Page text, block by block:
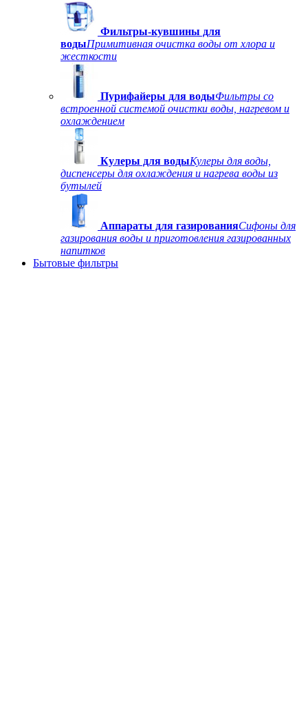
Фильтры-кувшины для
водыПримитивная очистка воды от хлора и
жесткости
Пурифайеры для водыФильтры со
встроенной системой очистки воды, нагревом и
охлаждением
Кулеры для водыКулеры для воды,
диспенсеры для охлаждения и нагрева воды из
бутылей
Аппараты для газированияСифоны для
газирования воды и приготовления газированных
напитков
Бытовые фильтры